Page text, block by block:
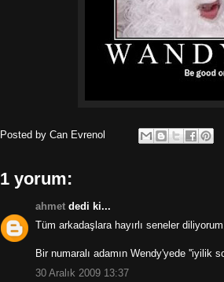
Posted by Can Evrenol
1 yorum:
ahmet dedi ki...
Tüm arkadaşlara hayırlı seneler
Bir numaralı adamın Wendy'yede ''iyilik
30 Aralık 2009 13:37